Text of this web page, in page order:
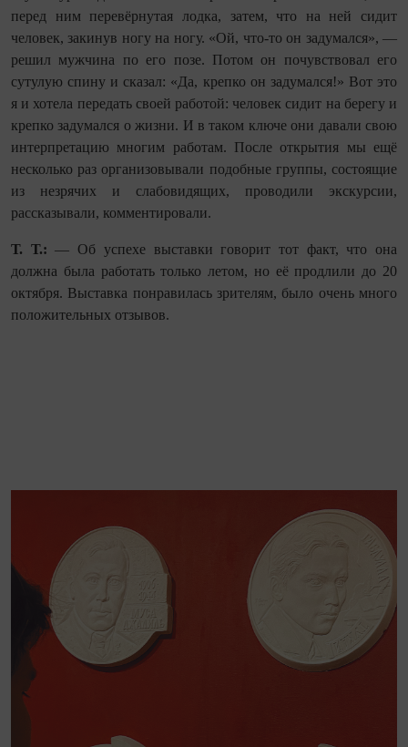
перед ним перевёрнутая лодка, затем, что на ней сидит
человек, закинув ногу на ногу. «Ой, что-то он задумался», —
решил мужчина по его позе. Потом он почувствовал его
сутулую спину и сказал: «Да, крепко он задумался!» Вот это
я и хотела передать своей работой: человек сидит на берегу и
крепко задумался о жизни. И в таком ключе они давали свою
интерпретацию многим работам. После открытия мы ещё
несколько раз организовывали подобные группы, состоящие
из незрячих и слабовидящих, проводили экскурсии,
рассказывали, комментировали.
Т. Т.: — Об успехе выставки говорит тот факт, что она
должна была работать только летом, но её продлили до 20
октября. Выставка понравилась зрителям, было очень много
положительных отзывов.